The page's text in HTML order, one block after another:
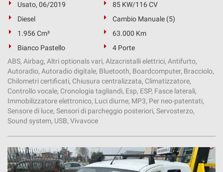
Usato, 06/2019
85 KW/116 CV
Diesel
Cambio Manuale (5)
1.956 Cm³
63.000 Km
Bianco Pastello
4 Porte
ABS, Airbag, Altri optionals vari, Alzacristalli elettrici, Antifurto,
Autoradio, Autoradio digitale, Bluetooth, Boardcomputer, Bracciolo,
Chilometri certificati, Chiusura centralizzata, Climatizzatore,
Controllo vocale, Cronologia tagliandi, Esp, ESP, Fasce laterali,
Immobilizzatore elettronico, Luci diurne, MP3, Per neo-patentati,
Sensore di luce, Sensori di parcheggio posteriori, Servosterzo,
Sound system, USB, Vivavoce